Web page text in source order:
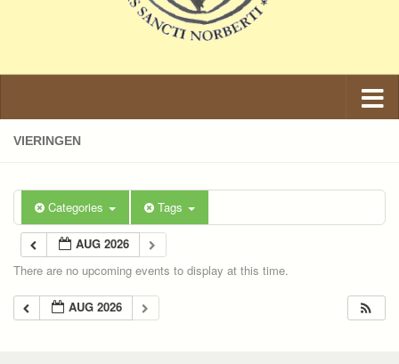
VIERINGEN
Categories Tags
AUG 2026
There are no upcoming events to display at this time.
AUG 2026